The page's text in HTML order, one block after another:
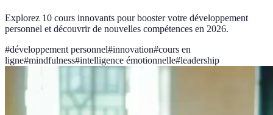
Explorez 10 cours innovants pour booster votre développement
personnel et découvrir de nouvelles compétences en 2026.
#développement personnel#innovation#cours en
ligne#mindfulness#intelligence émotionnelle#leadership